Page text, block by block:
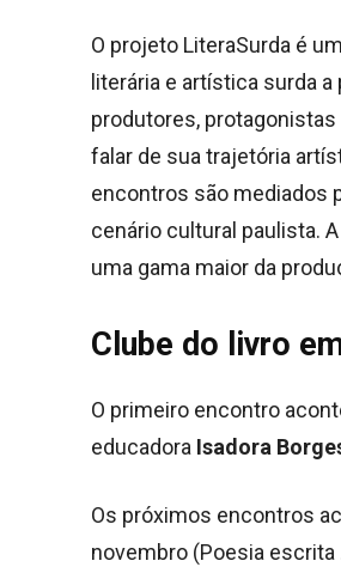
O projeto LiteraSurda é
literária e artística surda
produtores,
falar de sua trajetória
encontros são mediados
cenário cultural paulista.
uma gama maior da
Clube do livro
O primeiro encontro
educadora Isadora
Os próximos encontros
novembro (Poesia